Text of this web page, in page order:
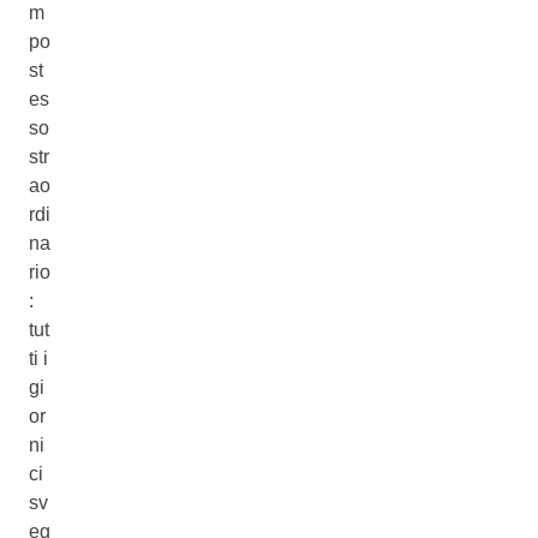
m
po
st
es
so
str
ao
rdi
na
rio
:
tut
ti i
gi
or
ni
ci
sv
eg